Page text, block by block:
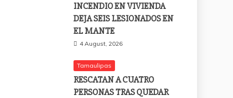
INCENDIO EN VIVIENDA
DEJA SEIS LESIONADOS EN
EL MANTE
4 August, 2026
Tamaulipas
RESCATAN A CUATRO
PERSONAS TRAS QUEDAR